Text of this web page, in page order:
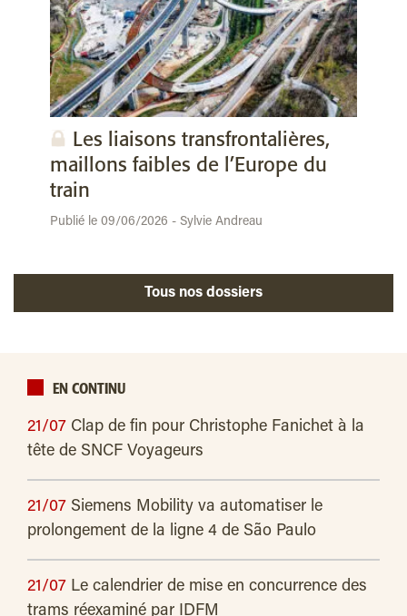
Les liaisons transfrontalières,
maillons faibles de l’Europe du
train
Publié le 09/06/2026 - Sylvie Andreau
Tous nos dossiers
EN CONTINU
21/07 Clap de fin pour Christophe Fanichet à la
tête de SNCF Voyageurs
21/07 Siemens Mobility va automatiser le
prolongement de la ligne 4 de São Paulo
21/07 Le calendrier de mise en concurrence des
trams réexaminé par IDFM